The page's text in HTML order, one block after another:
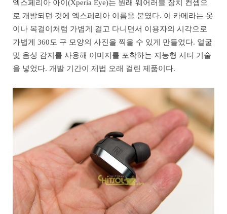
엑스페리아 아이(Xperia Eye)는 원래 웨어러블 장치 컨셉으
로 개발되던 것에 엑스페리아 이름을 붙였다. 이 카메라는 옷
이나 목걸이처럼 가볍게 걸고 다니면서 이용자의 시각으로
가볍게 360도 구 모양의 사진을 찍을 수 있게 만들었다. 얼굴
및 음성 감지를 사용해 이미지를 포착하는 지능형 셔터 기술
을 넣었다. 개발 기간이 제법 오래 걸린 제품이다.